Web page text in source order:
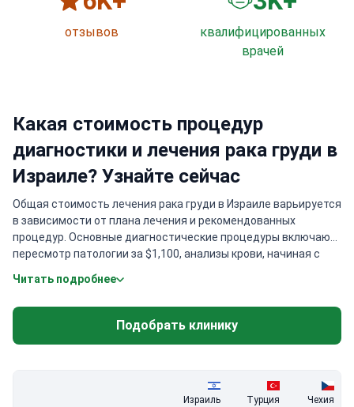
отзывов
квалифицированных
врачей
Какая стоимость процедур
диагностики и лечения рака груди в
Израиле? Узнайте сейчас
Общая стоимость лечения рака груди в Израиле варьируется
в зависимости от плана лечения и рекомендованных
процедур. Основные диагностические процедуры включают
пересмотр патологии за $1,100, анализы крови, начиная с
за $2,300. Консультации с ведущими специалистами по
как хирургические вмешательства начинаются от $20,000.
Читать подробнее
Подобрать клинику
Израиль Турция Чехия